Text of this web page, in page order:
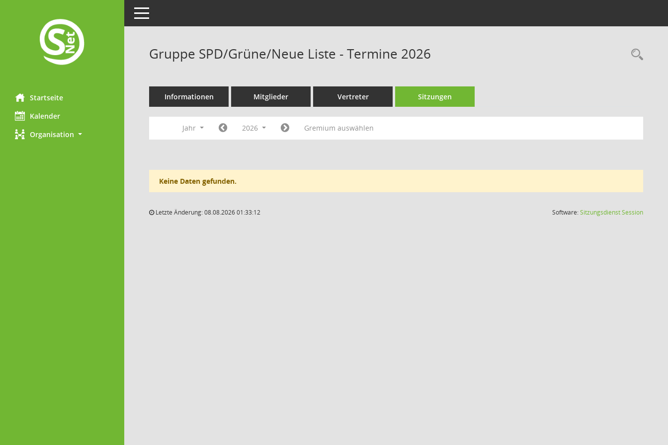
Startseite
Kalender
Organisation
Toggle navigation
Gruppe SPD/Grüne/Neue Liste - Termine 2026
Informationen Mitglieder Vertreter Sitzungen
Jahr 2026 Gremium auswählen
Keine Daten gefunden.
Letzte Änderung: 08.08.2026 01:33:12 Software:SitzungsdienstSession(Wird in